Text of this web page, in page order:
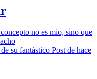
no es mio, sino que
su fantástico Post de hace